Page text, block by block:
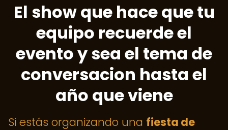
El show que hace que tu
equipo recuerde el
evento y sea el tema de
conversacion hasta el
año que viene
Si estás organizando una fiesta de